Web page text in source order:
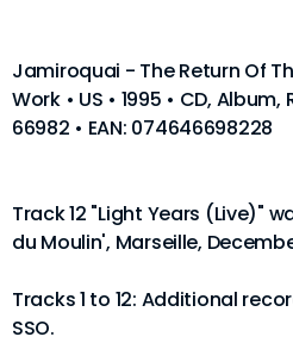
Jamiroquai - The Return Of
Work • US • 1995 • CD,
66982 • EAN: 074646698228
Track 12 "Light Years (Live)"
du Moulin', Marseille,
Tracks 1 to 12: Additional
SSO.